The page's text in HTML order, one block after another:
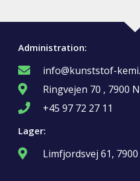
Administration:
info@kunststof-
Ringvejen 70 , 7900
+45 97 72 27 11
Lager:
Limfjordsvej 61,